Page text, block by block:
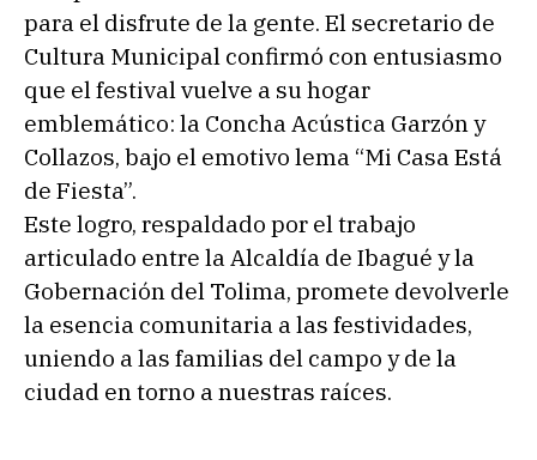
para el disfrute de la gente. El secretario de
Cultura Municipal confirmó con entusiasmo
que el festival vuelve a su hogar
emblemático: la Concha Acústica Garzón y
Collazos, bajo el emotivo lema “Mi Casa Está
de Fiesta”.
Este logro, respaldado por el trabajo
articulado entre la Alcaldía de Ibagué y la
Gobernación del Tolima, promete devolverle
la esencia comunitaria a las festividades,
uniendo a las familias del campo y de la
ciudad en torno a nuestras raíces.